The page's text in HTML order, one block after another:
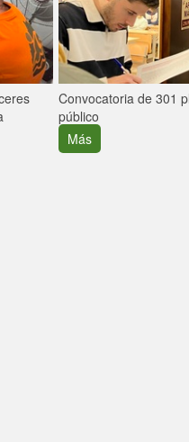
Convocatoria de 301
público
Más